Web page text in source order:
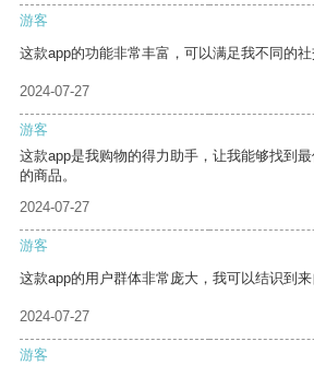
游客
这款app的功能非常丰富，可以满足我不同的社
2024-07-27
游客
这款app是我购物的得力助手，让我能够找到
的商品。
2024-07-27
游客
这款app的用户群体非常庞大，我可以结识到来
2024-07-27
游客